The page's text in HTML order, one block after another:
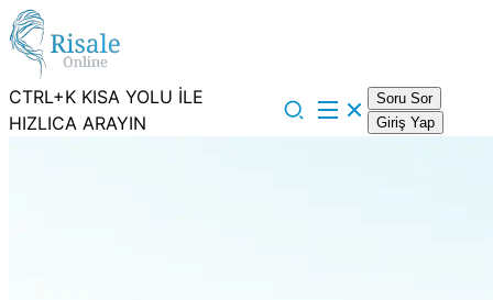
CTRL+K KISA YOLU İLE
HIZLICA ARAYIN
Soru Sor
Giriş Yap